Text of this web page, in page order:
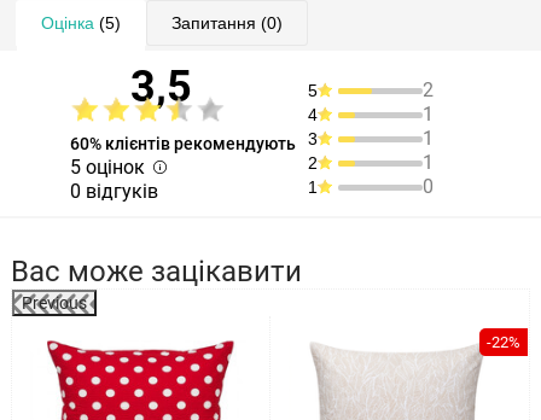
Оцінка (5) Запитання (0)
3,5
60% клієнтів рекомендують
5 оцінок
0 відгуків
5 2
4 1
3 1
2 1
1 0
Вас може зацікавити
Previous
-22%